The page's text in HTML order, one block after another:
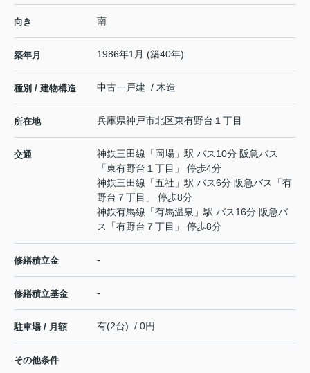
向き 南
築年月 1986年1月 (築40年)
種別 / 建物構造 中古一戸建 / 木造
所在地 兵庫県神戸市北区東有野台 １丁目
交通 神鉄三田線 「 岡場 」駅 バス10分 阪急バス
「東有野台１丁目」 停歩4分
神鉄三田線 「五社 」駅 バス6分 阪急バス「有
野台７丁目」 停歩8分
神鉄有馬線 「有馬温泉 」駅 バス16分 阪急バ
ス「有野台７丁目」 停歩8分
修繕積立金 -
修繕積立基金 -
駐車場 / 月額 有(2台) / 0円
その他条件